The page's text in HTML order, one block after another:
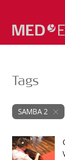
Tags
SAMBA 2